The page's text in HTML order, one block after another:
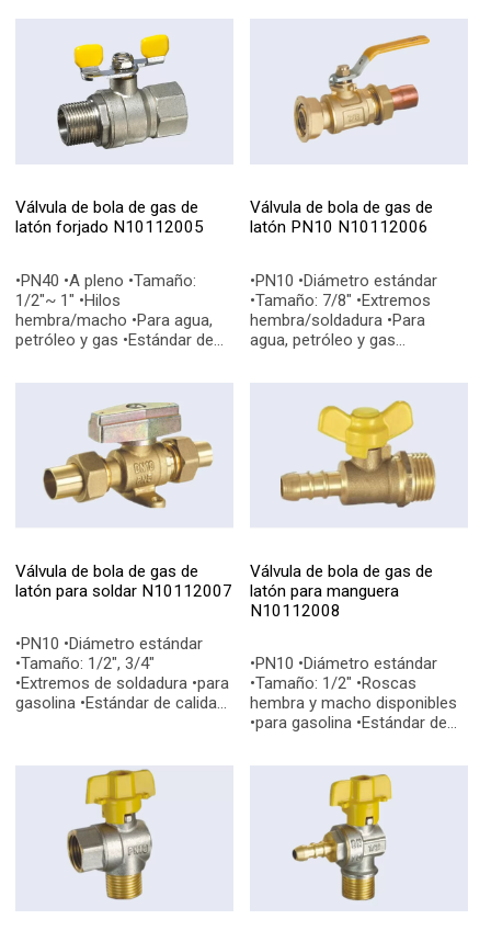
•Conexiones finales: BSP, NPT
Válvula de bola de gas de
latón forjado N10112005
•PN40 •A pleno •Tamaño:
1/2"~ 1" •Hilos
hembra/macho •Para agua,
petróleo y gas •Estándar de
•Conexiones finales: BSP, NPT
Válvula de bola de gas de
latón PN10 N10112006
•PN10 •Diámetro estándar
•Tamaño: 7/8" •Extremos
hembra/soldadura •Para
agua, petróleo y gas
EN228-1 •Conexiones finales:
Válvula de bola de gas de
latón para soldar N10112007
•PN10 •Diámetro estándar
•Tamaño: 1/2", 3/4"
•Extremos de soldadura •para
gasolina •Estándar de calidad:
Válvula de bola de gas de
latón para manguera
N10112008
•PN10 •Diámetro estándar
•Tamaño: 1/2" •Roscas
hembra y macho disponibles
•para gasolina •Estándar de
•Conexiones finales: BSP, NPT